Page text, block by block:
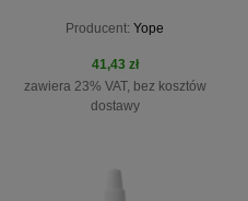
ODZYWKA 170ML]
Producent: Yope
41,43 zł
zawiera 23% VAT, bez kosztów
dostawy